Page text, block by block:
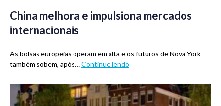
China melhora e impulsiona mercados
internacionais
As bolsas europeias operam em alta e os futuros de Nova York
também sobem, após…Continue lendo